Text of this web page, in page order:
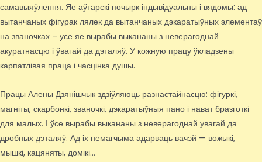
самавыяўлення. Яе аўтарскі почырк індывідуальны і вядомы: ад
вытанчаных фігурак лялек да вытанчаных дэкаратыўных элементаў
на званочках – усе яе вырабы выкананы з неверагоднай
акуратнасцю і ўвагай да дэталяў. У кожную працу ўкладзены
карпатлівая праца і часцінка душы.
Працы Алены Дзянішчык здзіўляюць разнастайнасцю: фігуркі,
магніты, скарбонкі, званочкі, дэкаратыўныя пано і нават бразготкі
для малых. І ўсе вырабы выкананы з неверагоднай увагай да
дробных дэталяў. Ад іх немагчыма адарваць вачэй — вожыкі,
мышкі, кацяняты, домікі…